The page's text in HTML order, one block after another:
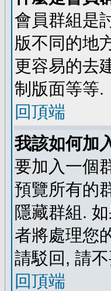
會員群組是
版不同的地
更容易的去
制版面等等.
回頂端
我該如何加
要加入一個
預覽所有的
隱藏群組.
者將處理您
請駁回, 請
回頂端